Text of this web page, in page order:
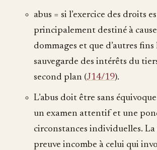
abus = si l’exercice des droits
principalement destiné à
dommages et que d’autres
sauvegarde des intérêts du
second plan (J14/19).
L’abus doit être sans
un examen attentif et une
circonstances individuelles. La
preuve incombe à celui qui